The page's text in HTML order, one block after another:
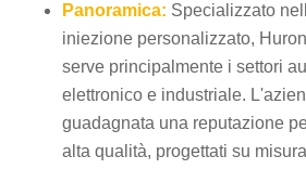
Panoramica: Specializzato
iniezione personalizzato,
serve principalmente i settori
elettronico e industriale.
guadagnata una reputazione
alta qualità, progettati su